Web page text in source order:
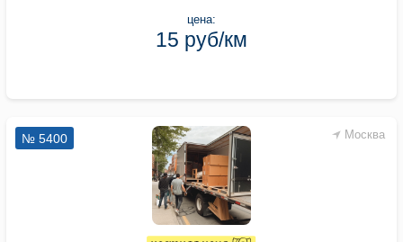
цена:
15 руб/км
Москва
№ 5400